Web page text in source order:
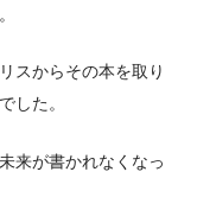
スからその本を取り
した。
来が書かれなくなっ